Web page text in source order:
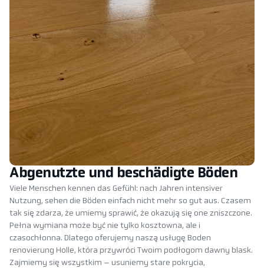
Abgenutzte und beschädigte Böden
Viele Menschen kennen das Gefühl: nach Jahren intensiver
Nutzung, sehen die Böden einfach nicht mehr so gut aus. Czasem
tak się zdarza, że umiemy sprawić, że okazują się one zniszczone.
Pełna wymiana może być nie tylko kosztowna, ale i
czasochłonna. Dlatego oferujemy naszą usługę Boden
renovierung Holle, która przywróci Twoim podłogom dawny blask.
Zajmiemy się wszystkim – usuniemy stare pokrycia,